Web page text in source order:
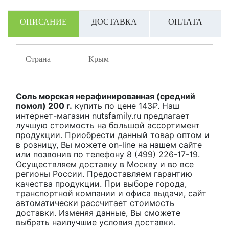
ОПИСАНИЕ ДОСТАВКА ОПЛАТА
Страна Крым
Соль морская нерафинированная (средний
помол) 200 г. купить по цене 143₽. Наш
интернет-магазин nutsfamily.ru предлагает
лучшую стоимость на большой ассортимент
продукции. Приобрести данный товар оптом и
в розницу, Вы можете on-line на нашем сайте
или позвонив по телефону 8 (499) 226-17-19.
Осуществляем доставку в Москву и во все
регионы России. Предоставляем гарантию
качества продукции. При выборе города,
транспортной компании и офиса выдачи, сайт
автоматически рассчитает стоимость
доставки. Изменяя данные, Вы сможете
выбрать наилучшие условия доставки.